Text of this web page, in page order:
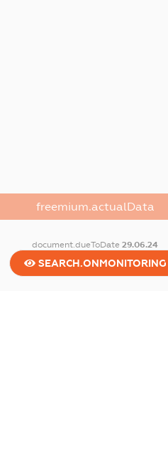
freemium.actualData
document.dueToDate29.06.24
SEARCH.ONMONITORING